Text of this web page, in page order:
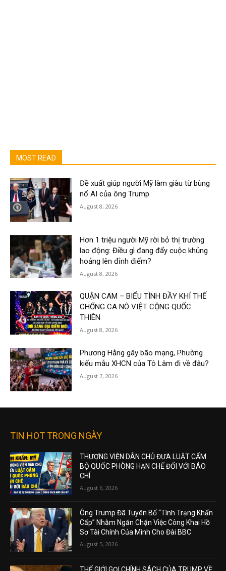
MOST READ
Đề xuất giúp người Mỹ làm giàu từ bùng
nổ AI của ông Trump
August 8, 2026
Hơn 1 triệu người Mỹ rời bỏ thị trường
lao động: Điều gì đang đẩy cuộc khủng
hoảng lên đỉnh điểm?
August 8, 2026
QUẬN CAM – BIỂU TÌNH ĐẦY KHÍ THẾ
CHỐNG CA NÔ VIỆT CỘNG QUỐC
THIÊN
August 8, 2026
Phương Hằng gây bão mạng, Phường
kiểu mẫu XHCN của Tô Lâm đi về đâu?
August 7, 2026
TIN HOT TRONG NGÀY
THƯỢNG VIỆN DÂN CHỦ ĐƯA LUẬT CẤM
BỘ QUỐC PHÒNG HẠN CHẾ ĐỐI VỚI BÁO
CHÍ
August 6, 2026
Ông Trump Đã Tuyên Bố “Tình Trạng Khẩn
Cấp” Nhằm Ngăn Chặn Việc Công Khai Hồ
Sơ Tài Chính Của Mình Cho Đài BBC
August 5, 2026